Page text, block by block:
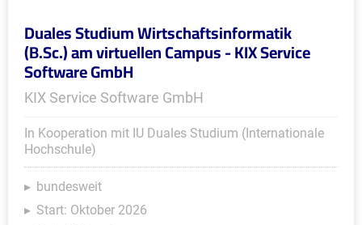
Duales Studium Wirtschaftsinformatik
(B.Sc.) am virtuellen Campus - KIX Service
Software GmbH
KIX Service Software GmbH
In Kooperation mit IU Duales Studium (Internationale
Hochschule)
bundesweit
Start: Oktober 2026